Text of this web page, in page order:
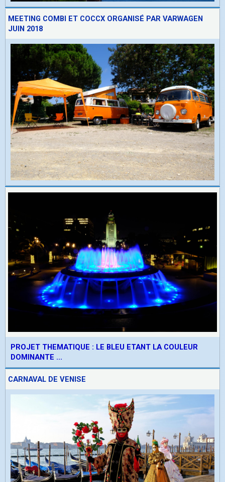
MEETING COMBI ET COCCX ORGANISÉ PAR VARWAGEN
JUIN 2018
PROJET THEMATIQUE : LE BLEU ETANT LA COULEUR
DOMINANTE ...
CARNAVAL DE VENISE